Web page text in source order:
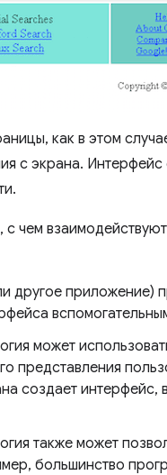
как в этом
с экрана.
чем
другое приложение)
может
представления
создает
также может
большинство